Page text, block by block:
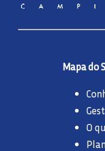
Mapa do
O